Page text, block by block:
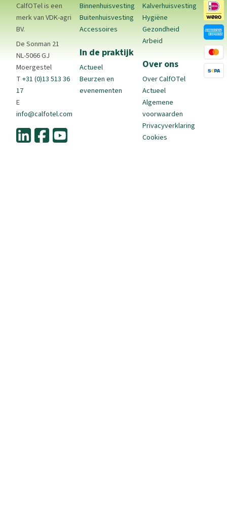
CalfOTel is een
merk van VDK-agri
BV.
De Sonman 21
NL-5066 GJ
Moergestel
T+31 (0)13 513 36
17
E
info@calfotel.com
Binnenhuisvesting
Buitenhuisvesting
Accessoires
In de praktijk
Actueel
Beurzen en
evenementen
Kalverhuisvesting
Hygiëne
Gezondheid
Arbeid
Over ons
Over CalfOTel
Actueel
Algemene
voorwaarden
Privacyverklaring
Cookies